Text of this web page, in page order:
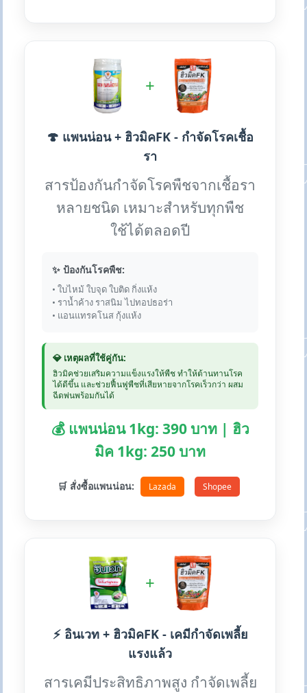
+
🍄 แพนน่อน + ฮิวมิคFK - กำจัดโรคเชื้อ
รา
สารป้องกันกำจัดโรคพืชจากเชื้อรา
หลายชนิด เหมาะสำหรับทุกพืช
ใช้ได้ตลอดปี
✨ ป้องกันโรคพืช:
• ใบไหม้ ใบจุด ใบติด กิ่งแห้ง
• ราน้ำค้าง ราสนิม ไปทอปธอร่า
• แอนแทรคโนส กุ้งแห้ง
💎 เหตุผลที่ใช้คู่กัน:
ฮิวมิคช่วยเสริมความแข็งแรงให้พืช ทำให้ต้านทานโรค
ได้ดีขึ้น และช่วยฟื้นฟูพืชที่เสียหายจากโรคเร็วกว่า ผสม
ฉีดพ่นพร้อมกันได้
💰 แพนน่อน 1kg: 390 บาท | ฮิว
มิค 1kg: 250 บาท
🛒 สั่งซื้อแพนน่อน: Lazada Shopee
+
⚡ อินเวท + ฮิวมิคFK - เคมีกำจัดเพลี้ย
แรงแล้ว
สารเคมีประสิทธิภาพสูง กำจัดเพลี้ย